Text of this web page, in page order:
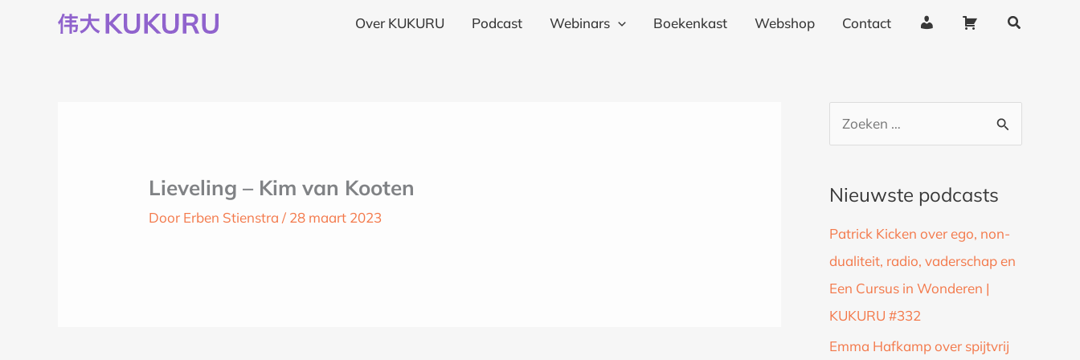
Over KUKURU Podcast Webinars Boekenkast Webshop Contact
e
v
e
W
g
Zoeken
Lieveling – Kim van Kooten
Door Erben Stienstra/ 28 maart 2023
n
a
a
r
:
Nieuwste podcasts
Patrick Kicken over ego, non-
dualiteit, radio, vaderschap en
Een Cursus in Wonderen |
KUKURU #332
Emma Hafkamp over spijtvrij